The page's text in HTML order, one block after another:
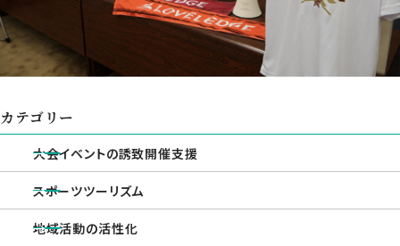
カテゴリー
大会イベントの誘致開催支援
スポーツツーリズム
地域活動の活性化